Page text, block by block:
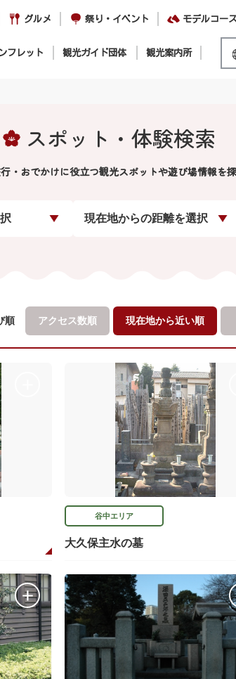
グルメ 祭り・イベント モデルコース
フレット 観光ガイド団体 観光案内所
スポット・体験検索
・おでかけに役立つ観光スポットや遊び場情報を探
現在地からの距離を選択
順 アクセス数順 現在地から近い順
谷中エリア
大久保主水の墓